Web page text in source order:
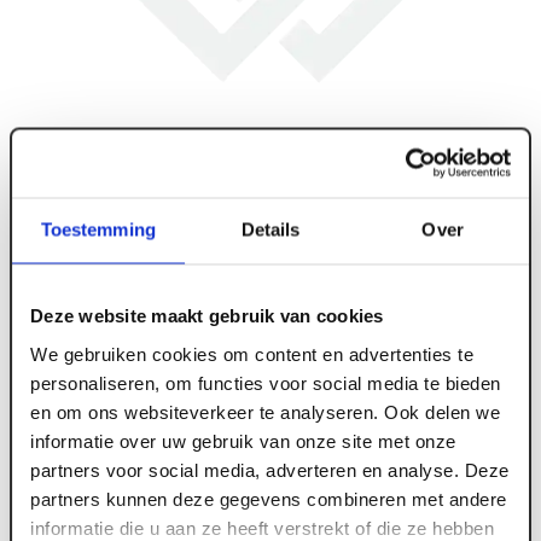
Toestemming Details Over
Deze website maakt gebruik van cookies
We gebruiken cookies om content en advertenties te
personaliseren, om functies voor social media te bieden
en om ons websiteverkeer te analyseren. Ook delen we
informatie over uw gebruik van onze site met onze
partners voor social media, adverteren en analyse. Deze
partners kunnen deze gegevens combineren met andere
informatie die u aan ze heeft verstrekt of die ze hebben
ART005900
4tecx Schuurschijf 150mm korrel 240 gaten 51
10 stuks